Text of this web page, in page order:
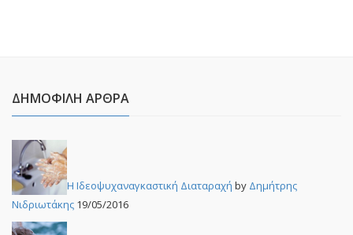
ΔΗΜΟΦΙΛΉ ΆΡΘΡΑ
Η Ιδεοψυχαναγκαστική Διαταραχή by Δημήτρης
Νιδριωτάκης 19/05/2016